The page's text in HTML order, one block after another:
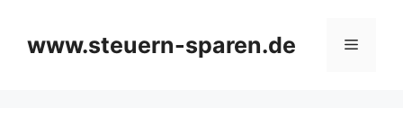
springen
www.steuern-sparen.de Menü